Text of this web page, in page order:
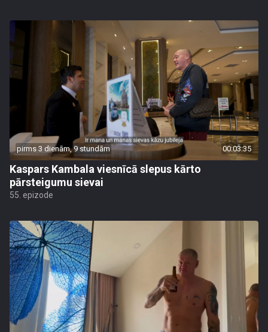
pirms 3 dienām, 9 stundām 00:03:35
Kaspars Kambala viesnīcā slepus kārto
pārsteigumu sievai
55. epizode